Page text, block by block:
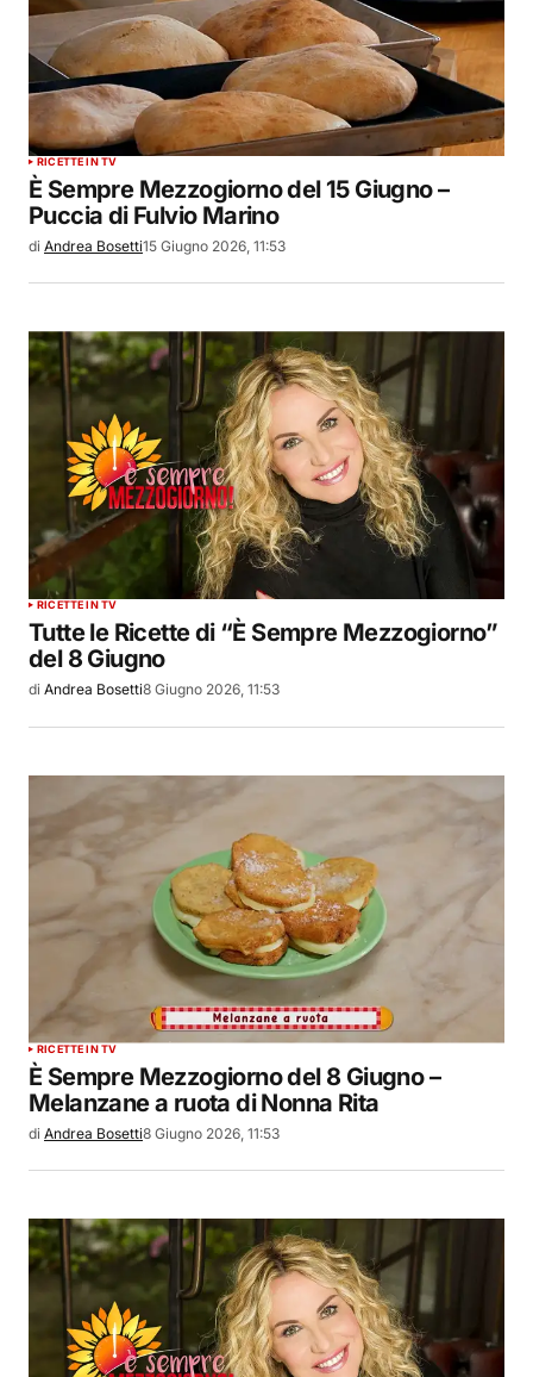
RICETTE IN TV
È Sempre Mezzogiorno del 15 Giugno –
Puccia di Fulvio Marino
di Andrea Bosetti15 Giugno 2026, 11:53
RICETTE IN TV
Tutte le Ricette di “È Sempre Mezzogiorno”
del 8 Giugno
di Andrea Bosetti8 Giugno 2026, 11:53
RICETTE IN TV
È Sempre Mezzogiorno del 8 Giugno –
Melanzane a ruota di Nonna Rita
di Andrea Bosetti8 Giugno 2026, 11:53